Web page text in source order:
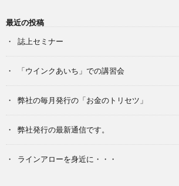
最近の投稿
誌上セミナー
「ウインクあいち」での講習会
弊社の毎月発行の「お金のトリセツ」
弊社発行の最新通信です。
ラインアローを身近に・・・